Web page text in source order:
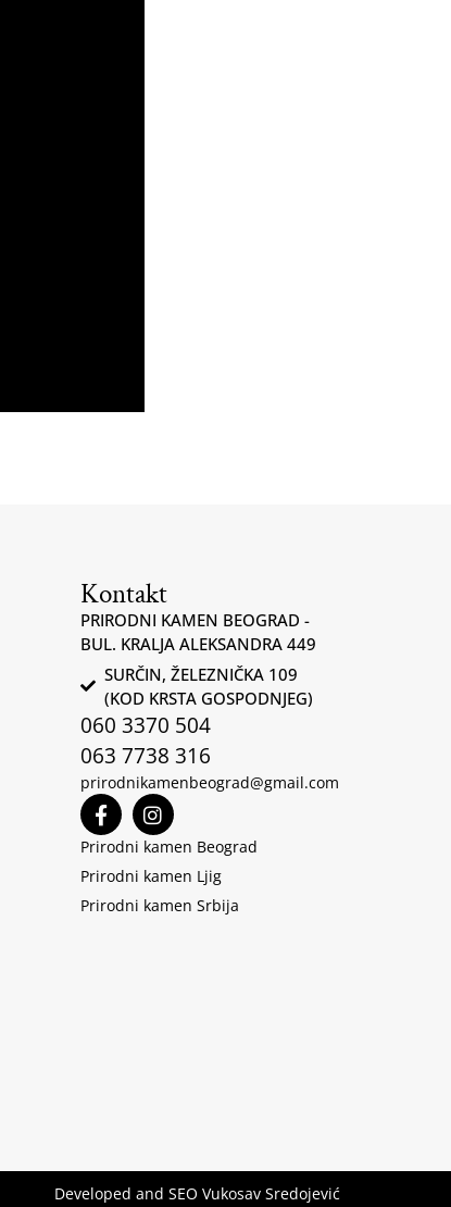
Kontakt
PRIRODNI KAMEN BEOGRAD -
BUL. KRALJA ALEKSANDRA 449
SURČIN, ŽELEZNIČKA 109
(KOD KRSTA GOSPODNJEG)
060 3370 504
063 7738 316
prirodnikamenbeograd@gmail.com
Prirodni kamen Beograd
Prirodni kamen Ljig
Prirodni kamen Srbija
Developed and SEO Vukosav Sredojević